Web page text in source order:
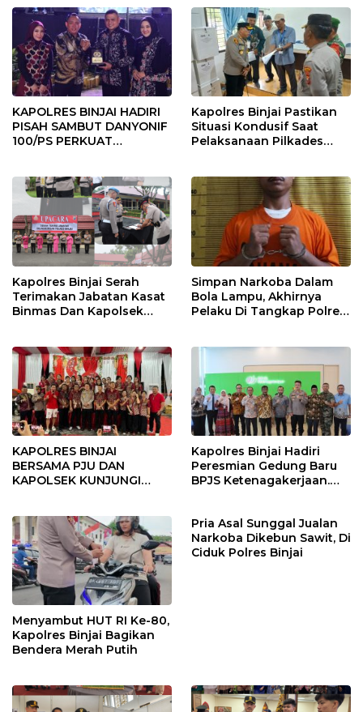
KAPOLRES BINJAI HADIRI
PISAH SAMBUT DANYONIF
100/PS PERKUAT
Kapolres Binjai Pastikan
Situasi Kondusif Saat
Pelaksanaan Pilkades
Kapolres Binjai Serah
Terimakan Jabatan Kasat
Binmas Dan Kapolsek
Simpan Narkoba Dalam
Bola Lampu, Akhirnya
Pelaku Di Tangkap Polres
KAPOLRES BINJAI
BERSAMA PJU DAN
KAPOLSEK KUNJUNGI
Kapolres Binjai Hadiri
Peresmian Gedung Baru
BPJS Ketenagakerjaan.
Menyambut HUT RI Ke-80,
Kapolres Binjai Bagikan
Bendera Merah Putih
Pria Asal Sunggal Jualan
Narkoba Dikebun Sawit, Di
Ciduk Polres Binjai